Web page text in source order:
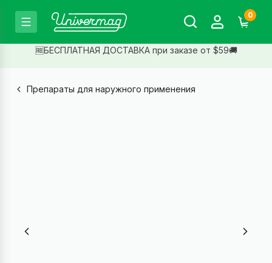
0
🆓БЕСПЛАТНАЯ ДОСТАВКА при заказе от $59🚚
Препараты для наружного применения